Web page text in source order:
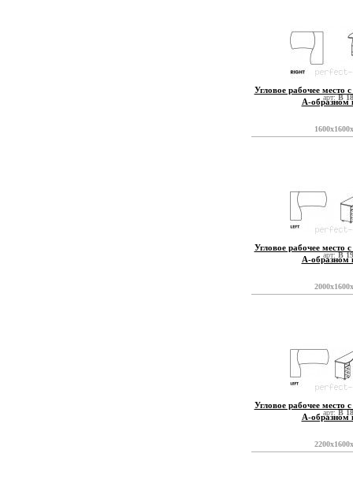
арт:B
Угловое рабочее место
А-образном
арт:B
Угловое рабочее место
А-образном
арт:B
Угловое рабочее место
А-образном